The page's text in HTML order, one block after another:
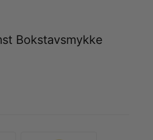
Bokstavsmykke